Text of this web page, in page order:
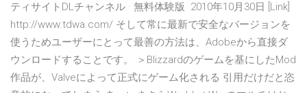
ティサイトDLチャンネル · 無料体験版 2010年10月30日 [Link]
http://www.tdwa.com/ そして常に最新で安全なバージョンを
使うためユーザーにとって最善の方法は、Adobeから直接ダ
ウンロードすることです。 ＞Blizzardのゲームを基にしたMod
作品が、Valveによって正式にゲーム化される 引用だけだと恣